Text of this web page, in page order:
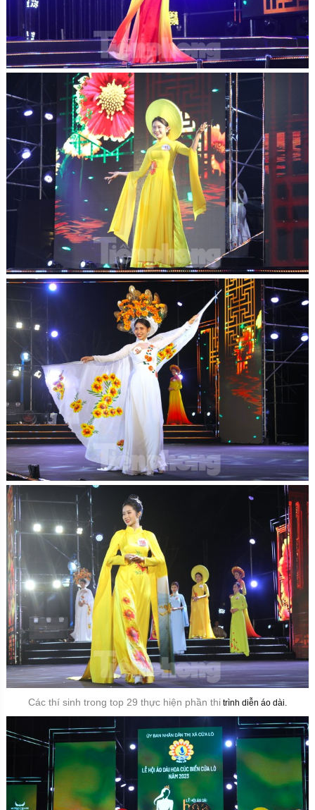
Các thí sinh trong top 29 thực hiện phần thi trình diễn áo dài.